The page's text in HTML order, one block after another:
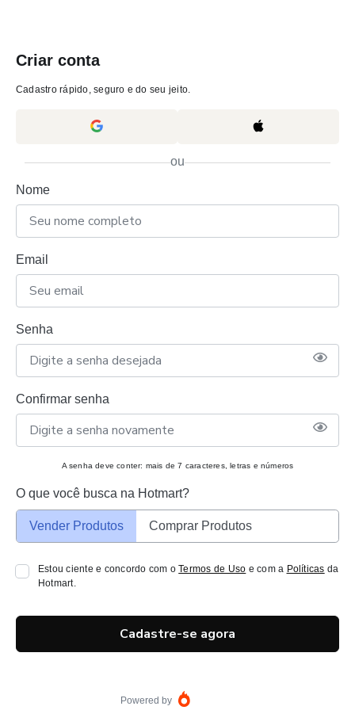
Criar conta
Cadastro rápido, seguro e do seu jeito.
ou
Nome
Email
Senha
Confirmar senha
A senha deve conter: mais de 7 caracteres, letras e números
O que você busca na Hotmart?
Vender Produtos Comprar Produtos
Estou ciente e concordo com oTermos de Uso e com a Políticas da
Hotmart.
Cadastre-se agora
Powered by